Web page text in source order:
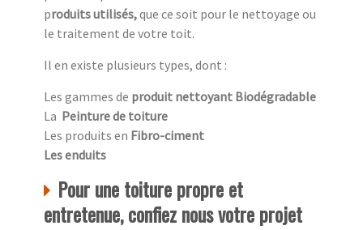
produits utilisés,que ce soit pour le nettoyage ou
le traitement de votre toit.
Il en existe plusieurs types, dont :
Les gammes de produit nettoyant Biodégradable
La Peinture de toiture
Les produits en Fibro-ciment
Les enduits
Pour une toiture propre et
entretenue, confiez nous votre projet